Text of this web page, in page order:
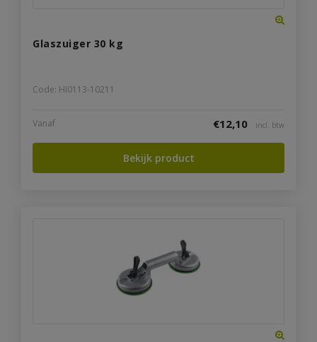
Glaszuiger 30 kg
Code: HI0113-10211
Vanaf €12,10 incl. btw
Bekijk product